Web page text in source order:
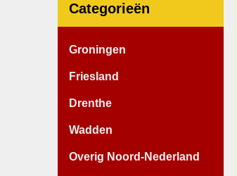
Categorieën
Groningen
Friesland
Drenthe
Wadden
Overig Noord-Nederland